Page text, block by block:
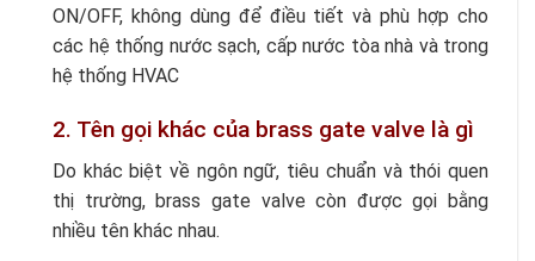
ON/OFF, không dùng để điều tiết và phù hợp cho
các hệ thống nước sạch, cấp nước tòa nhà và trong
hệ thống HVAC
2. Tên gọi khác của brass gate valve là gì
Do khác biệt về ngôn ngữ, tiêu chuẩn và thói quen
thị trường, brass gate valve còn được gọi bằng
nhiều tên khác nhau.